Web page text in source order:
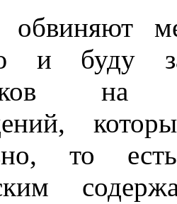
обвиняют
и буду
на
то